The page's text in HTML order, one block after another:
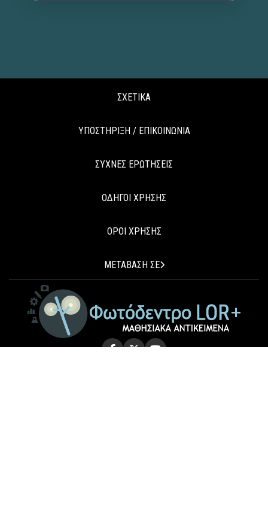
ΣΧΕΤΙΚΑ
ΥΠΟΣΤΗΡΙΞΗ / ΕΠΙΚΟΙΝΩΝΙΑ
ΣΥΧΝΕΣ ΕΡΩΤΗΣΕΙΣ
ΟΔΗΓΟΙ ΧΡΗΣΗΣ
ΟΡΟΙ ΧΡΗΣΗΣ
ΜΕΤΑΒΑΣΗ ΣΕ